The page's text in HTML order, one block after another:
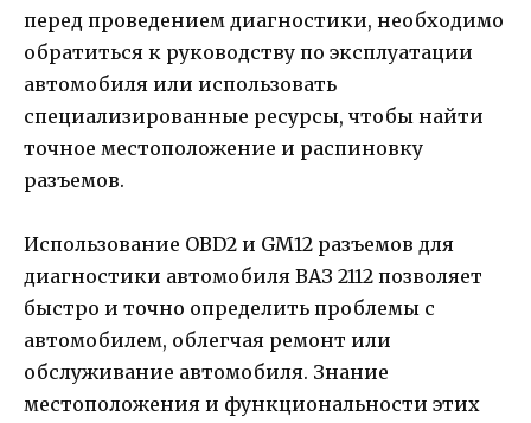
перед проведением диагностики, необходимо
обратиться к руководству по эксплуатации
автомобиля или использовать
специализированные ресурсы, чтобы найти
точное местоположение и распиновку
разъемов.
Использование OBD2 и GM12 разъемов для
диагностики автомобиля ВАЗ 2112 позволяет
быстро и точно определить проблемы с
автомобилем, облегчая ремонт или
обслуживание автомобиля. Знание
местоположения и функциональности этих